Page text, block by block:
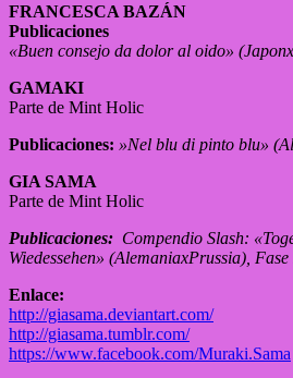
FRANCESCA BAZÁN
Publicaciones
«Buen consejo da dolor al oido»
GAMAKI
Parte de Mint Holic
Publicaciones: »Nel blu di pinto blu»
GIA SAMA
Parte de Mint Holic
Publicaciones: Compendio Slash:
Wiedessehen» (AlemaniaxPrussia),
Enlace:
http://giasama.deviantart.com/
http://giasama.tumblr.com/
https://www.facebook.com/Muraki.Sama